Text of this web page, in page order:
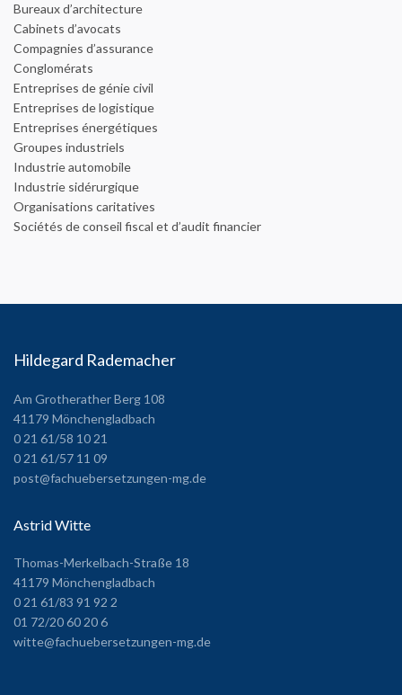
Bureaux d’architecture
Cabinets d’avocats
Compagnies d’assurance
Conglomérats
Entreprises de génie civil
Entreprises de logistique
Entreprises énergétiques
Groupes industriels
Industrie automobile
Industrie sidérurgique
Organisations caritatives
Sociétés de conseil fiscal et d’audit financier
Hildegard Rademacher
Am Grotherather Berg 108
41179 Mönchengladbach
0 21 61/58 10 21
0 21 61/57 11 09
post@fachuebersetzungen-mg.de
Astrid Witte
Thomas-Merkelbach-Straße 18
41179 Mönchengladbach
0 21 61/83 91 92 2
01 72/20 60 20 6
witte@fachuebersetzungen-mg.de